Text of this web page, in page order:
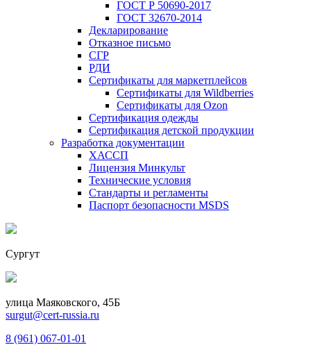
ГОСТ Р 50690-2017
ГОСТ 32670-2014
Декларирование
Отказное письмо
СГР
РДИ
Сертификаты для маркетплейсов
Сертификаты для Wildberries
Сертификаты для Ozon
Сертификация одежды
Сертификация детской продукции
Разработка документации
ХАССП
Лицензия Минкульт
Технические условия
Стандарты и регламенты
Паспорт безопасности MSDS
Сургут
улица Маяковского, 45Б
surgut@cert-russia.ru
8 (961) 067-01-01